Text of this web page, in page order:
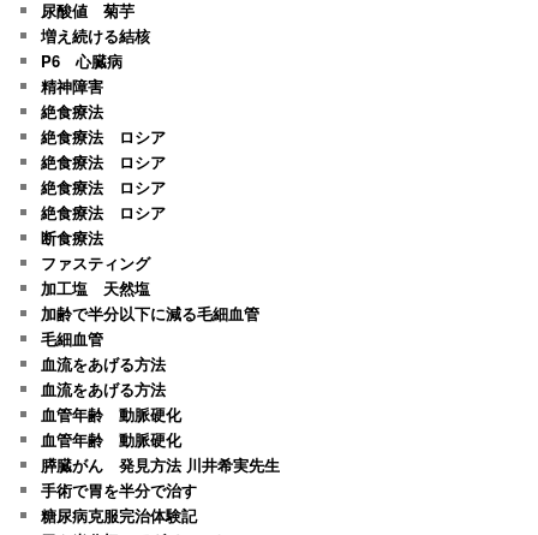
尿酸値 菊芋
増え続ける結核
P6 心臓病
精神障害
絶食療法
絶食療法 ロシア
絶食療法 ロシア
絶食療法 ロシア
絶食療法 ロシア
断食療法
ファスティング
加工塩 天然塩
加齢で半分以下に減る毛細血管
毛細血管
血流をあげる方法
血流をあげる方法
血管年齢 動脈硬化
血管年齢 動脈硬化
膵臓がん 発見方法 川井希実先生
手術で胃を半分で治す
糖尿病克服完治体験記